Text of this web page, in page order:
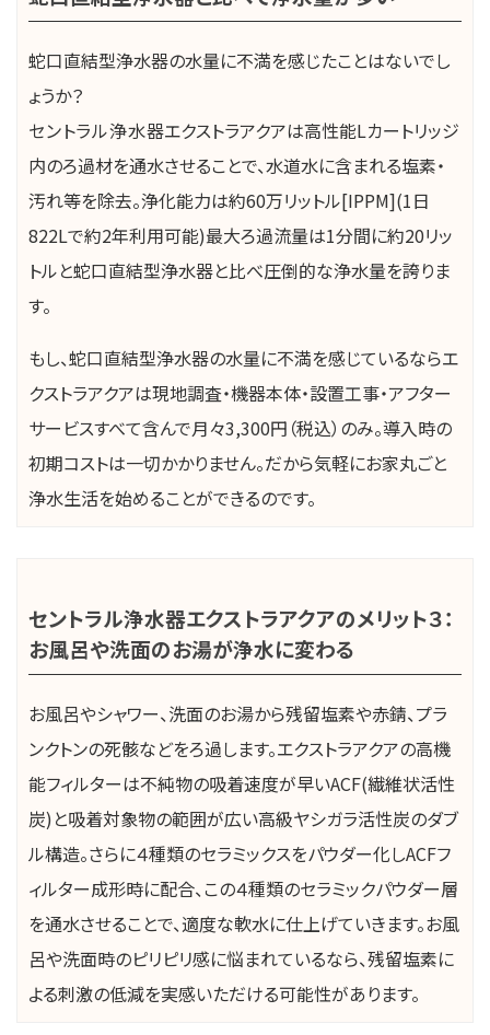
蛇口直結型浄水器の水量に不満を感じたことはないでし
ょうか？
セントラル浄水器エクストラアクアは高性能Lカートリッジ
内のろ過材を通水させることで、水道水に含まれる塩素・
汚れ等を除去。浄化能力は約60万リットル[IPPM](1日
822Lで約2年利用可能)最大ろ過流量は1分間に約20リッ
トルと蛇口直結型浄水器と比べ圧倒的な浄水量を誇りま
す。
もし、蛇口直結型浄水器の水量に不満を感じているならエ
クストラアクアは現地調査・機器本体・設置工事・アフター
サービスすべて含んで月々3,300円（税込）のみ。導入時の
初期コストは一切かかりません。だから気軽にお家丸ごと
浄水生活を始めることができるのです。
セントラル浄水器エクストラアクアのメリット３：
お風呂や洗面のお湯が浄水に変わる
お風呂やシャワー、洗面のお湯から残留塩素や赤錆、プラ
ンクトンの死骸などをろ過します。エクストラアクアの高機
能フィルターは不純物の吸着速度が早いACF(繊維状活性
炭)と吸着対象物の範囲が広い高級ヤシガラ活性炭のダブ
ル構造。さらに４種類のセラミックスをパウダー化しACFフ
ィルター成形時に配合、この４種類のセラミックパウダー層
を通水させることで、適度な軟水に仕上げていきます。お風
呂や洗面時のピリピリ感に悩まれているなら、残留塩素に
よる刺激の低減を実感いただける可能性があります。